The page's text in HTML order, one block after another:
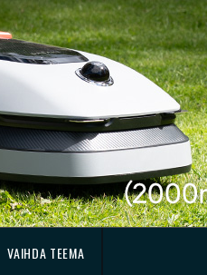
VAIHDA TEEMA